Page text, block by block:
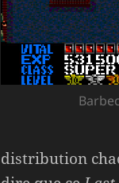
distribution